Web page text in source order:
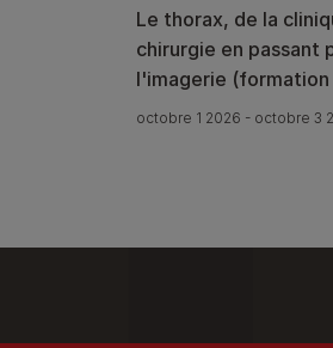
Le thorax, de la
chirurgie en passant
l'imagerie (formation
octobre 1 2026 - octobre 3